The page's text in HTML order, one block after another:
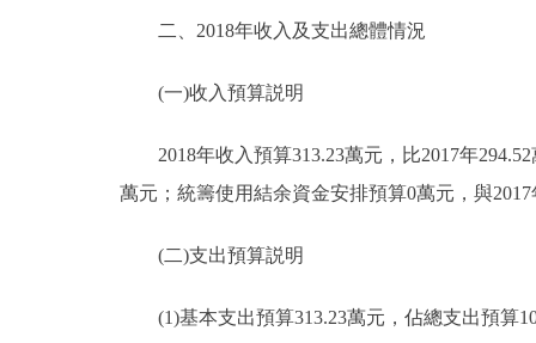
北京概況
綠色北京
二、2018年收入及支出總體情況
(一)收入預算説明
2018年收入預算313.23萬元，比2017年294.52
萬元；統籌使用結余資金安排預算0萬元，與
(二)支出預算説明
(1)基本支出預算313.23萬元，佔總支出預算